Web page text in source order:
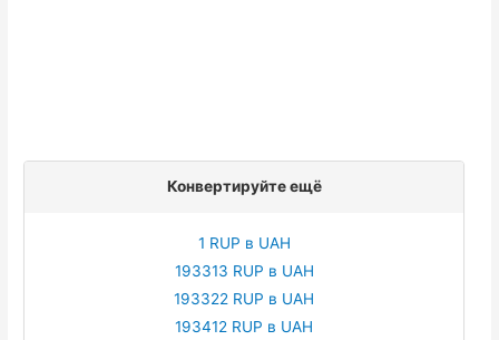
Конвертируйте ещё
1 RUP в UAH
193313 RUP в UAH
193322 RUP в UAH
193412 RUP в UAH